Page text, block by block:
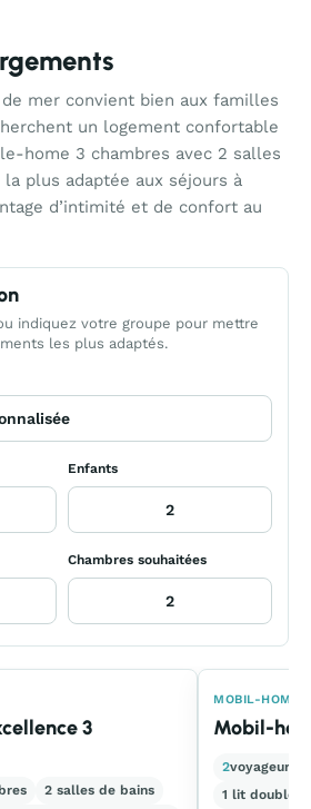
mer convient bien aux familles
un logement confortable
home 3 chambres avec 2 salles
la plus adaptée aux séjours à
d’intimité et de confort au
indiquez votre groupe pour mettre
les plus adaptés.
Enfants
Chambres souhaitées
3
2 salles de bains
MOBIL-HOME
Mobil-
2voyageurs
1 lit double